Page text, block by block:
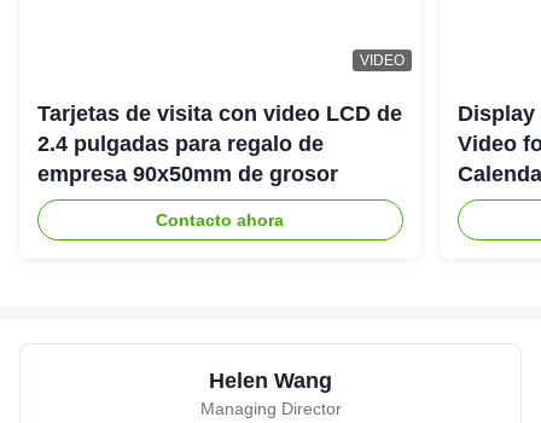
VIDEO
Tarjetas de visita con video LCD de
2.4 pulgadas para regalo de
empresa 90x50mm de grosor
Contacto ahora
Video
Helen Wang
Managing Director